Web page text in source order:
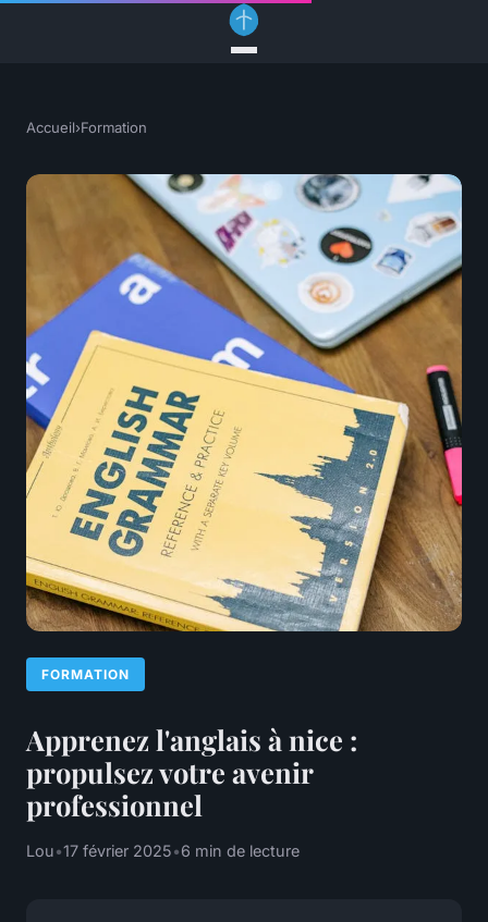
Accueil›Formation
FORMATION
Apprenez l'anglais à nice :
propulsez votre avenir
professionnel
Lou•17 février 2025•6 min de lecture